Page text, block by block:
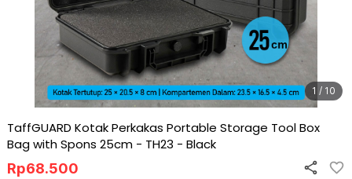
1 / 10
TaffGUARD Kotak Perkakas Portable Storage Tool Box
Bag with Spons 25cm - TH23 - Black
Rp68.500